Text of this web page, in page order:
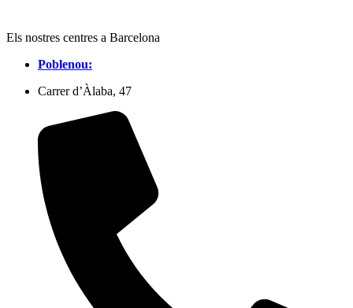
Els nostres centres a Barcelona
Poblenou:
Carrer d’Àlaba, 47